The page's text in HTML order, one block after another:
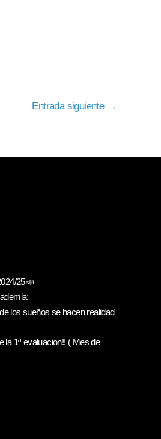
Entrada siguiente →
25📣
los sueños se hacen realidad
la 1ª evaluacion!! ( Mes de